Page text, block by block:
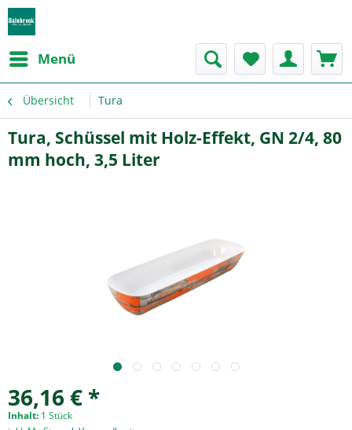
Menü
Übersicht Tura
Tura, Schüssel mit Holz-Effekt, GN 2/4, 80
mm hoch, 3,5 Liter
36,16 € *
Inhalt: 1 Stück